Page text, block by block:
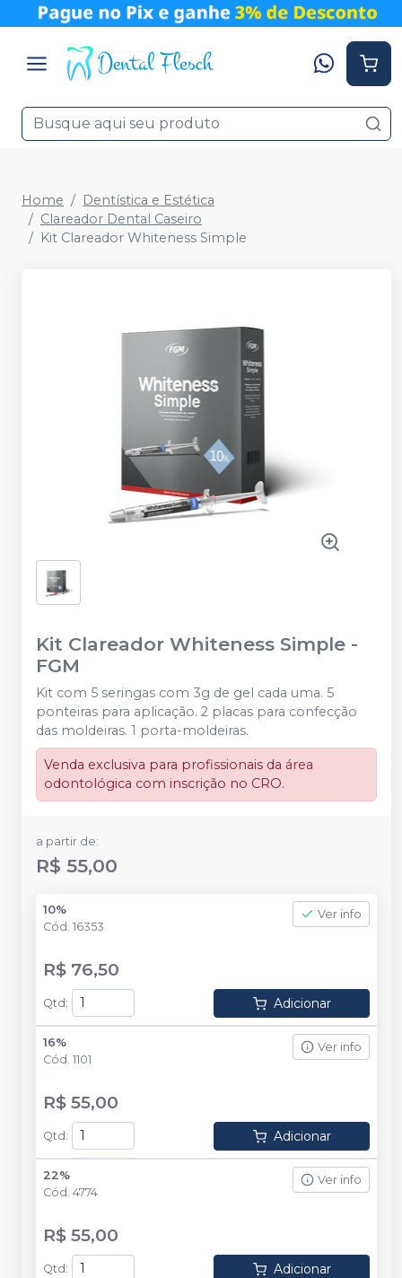
Home
Dentística e Estética
Clareador Dental Caseiro
Kit Clareador Whiteness Simple
Kit Clareador Whiteness Simple -
FGM
Kit com 5 seringas com 3g de gel cada uma. 5
ponteiras para aplicação. 2 placas para confecção
das moldeiras. 1 porta-moldeiras.
Venda exclusiva para profissionais da área
odontológica com inscrição no CRO.
a partir de:
R$ 55,00
10%
Cód. 16353
Ver info
R$ 76,50
Qtd : Adicionar
16%
Cód. 1101
Ver info
R$ 55,00
Qtd : Adicionar
22%
Cód. 4774
Ver info
R$ 55,00
Qtd : Adicionar